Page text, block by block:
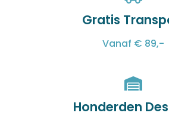
Gratis
Vanaf € 89,-
Honderden